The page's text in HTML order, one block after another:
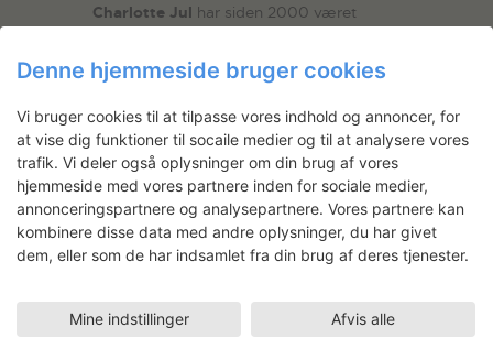
Charlotte Jul har siden 2000 været
stylist og kurator med bred erfaring i
feltet fra såvel akademiske som
kommercielle opgaver. Hun har været
redaktionel iværksætter på sitet items.nu
– et digitalt showroom for kunsthåndværk
og design. Sideløbende med en stilling
som chefredaktør på online magasinet
designETC har hun skrevet tekster for
adskillige brands, kunstnere og
til bogen Dansk Design Nu, ligesom hun
har kurateret en kollektion af
Denne hjemmeside bruger cookies
Vi bruger cookies til at tilpasse vores indhold og annoncer, for
at vise dig funktioner til socaile medier og til at analysere vores
trafik. Vi deler også oplysninger om din brug af vores
hjemmeside med vores partnere inden for sociale medier,
annonceringspartnere og analysepartnere. Vores partnere kan
kombinere disse data med andre oplysninger, du har givet
dem, eller som de har indsamlet fra din brug af deres tjenester.
Mine indstillinger Afvis alle